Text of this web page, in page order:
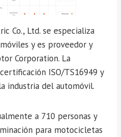
Co., Ltd. se especializa
y es proveedor y
Corporation. La
ISO/TS16949 y
industria del automóvil.
a 710 personas y
para motocicletas